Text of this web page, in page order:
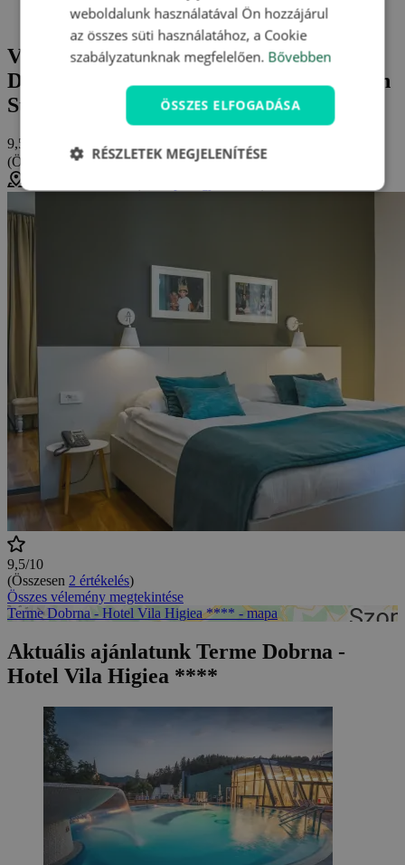
Higiea ****
Vélemények és értékelések: Terme
Dobrna - Hotel Vila Higiea **** (Szlovén
Stájerország)
9,5/10
(Összesen 2 értékelés)
nagyon jó
9,5/10
(Összesen 2 értékelés)
Összes vélemény megtekintése
Terme Dobrna - Hotel Vila Higiea **** - mapa
Aktuális ajánlatunk Terme Dobrna -
Hotel Vila Higiea ****
weboldalunk használatával Ön hozzájárul
az összes süti használatához, a Cookie
szabályzatunknak megfelelően. Bővebben
ÖSSZES ELFOGADÁSA
RÉSZLETEK MEGJELENÍTÉSE